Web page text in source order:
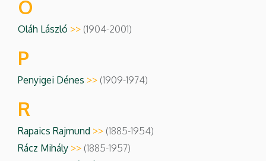
O
Oláh László >> (1904-2001)
P
Penyigei Dénes >> (1909-1974)
R
Rapaics Rajmund >> (1885-1954)
Rácz Mihály >> (1885-1957)